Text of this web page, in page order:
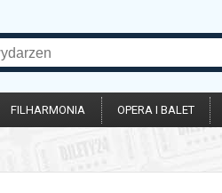
FILHARMONIA OPERA I BALET